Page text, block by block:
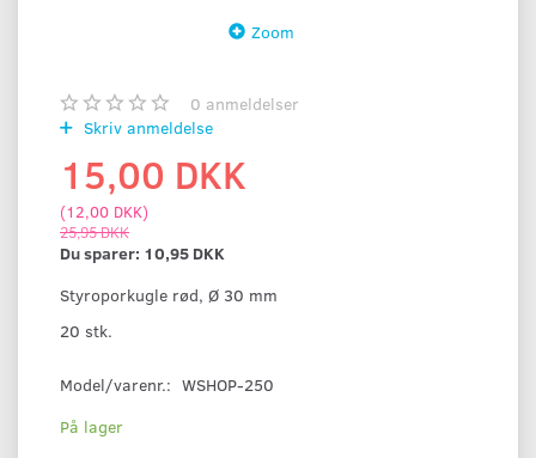
Zoom
0 anmeldelser
Skriv anmeldelse
15,00 DKK
(12,00 DKK)
25,95 DKK
Du sparer: 10,95 DKK
Styroporkugle rød, Ø 30 mm
20 stk.
Model/varenr.: WSHOP-250
På lager